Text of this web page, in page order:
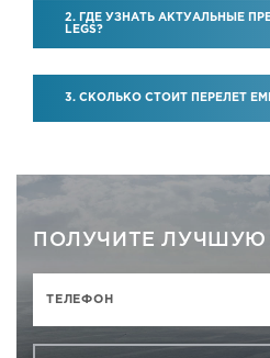
2. ГДЕ УЗНАТЬ АКТУАЛЬНЫЕ
LEGS?
3. СКОЛЬКО СТОИТ ПЕРЕЛЕТ
ПОЛУЧИТЕ ЛУЧШУЮ